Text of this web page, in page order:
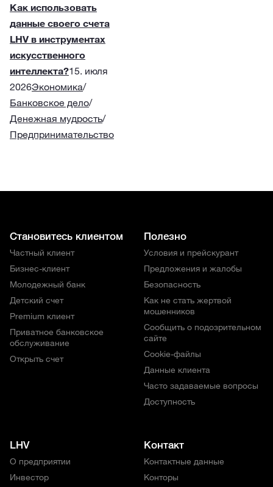
Как использовать
данные своего счета
LHV в инструментах
искусственного
интеллекта?15. июля
2026Экономика/
Банковское дело/
Денежная мудрость/
Предпринимательство
Становитесь клиентом
Частный клиент
Бизнес-клиент
Молодежный банк
Детский счет
Premium клиент
Приватное банковское
обслуживание
Открыть счет
Полезно
Условия и прейскурант
Предложения и жалобы
Безопасность
Как не стать жертвой
мошенников
Сообщить о подозрительном
сайте
Cookie-файлы
Данные клиента
Часто задаваемые вопросы
Доступность
LHV
О предприятии
Инвестор
Контакт
Контактные данные
Конторы